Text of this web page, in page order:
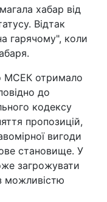
хабар від
Відтак
гарячому", коли
МСЕК отримало
до
кодексу
пропозицій,
вигоди
становище. У
загрожувати
можливістю